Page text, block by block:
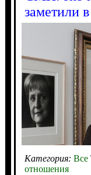
заметили
Категория: Все
отношения